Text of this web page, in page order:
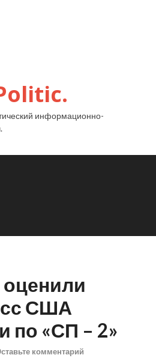
информационно-
США
по «СП – 2»
комментарий